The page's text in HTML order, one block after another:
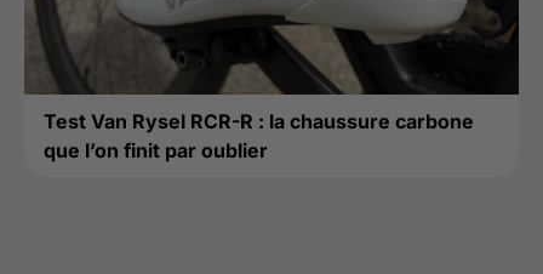
Test Van Rysel RCR-R : la chaussure carbone
que l’on finit par oublier